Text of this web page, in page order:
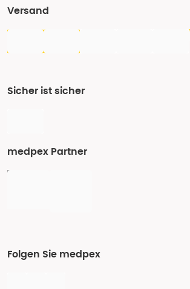
Versand
Sicher ist sicher
medpex Partner
Folgen Sie medpex